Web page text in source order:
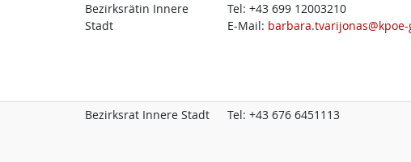
Bezirksrätin Innere
Stadt
Tel:+43 699 12003210
E-Mail:
Bezirksrat Innere Stadt Tel:+43 676 6451113